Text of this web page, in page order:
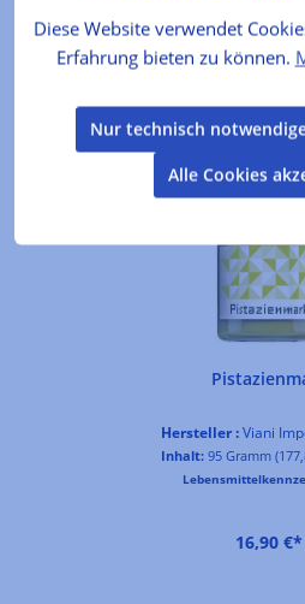
Bewertungen
Produktgalerie überspringen
Kunden kauften auch
Hersteller :Viani
Inhalt: 95 Gramm
16,90 €*
Diese Website verwendet
Erfahrung bieten zu können.
Nur technisch
Alle Cookies